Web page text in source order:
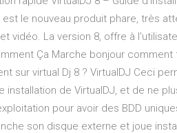
est le nouveau produit phare, très
vidéo. La version 8, offre à
Ça Marche bonjour
sur virtual Dj 8 ? VirtualDJ Ceci
installation de VirtualDJ, et de ne
pour avoir des BDD
son disque externe et joue